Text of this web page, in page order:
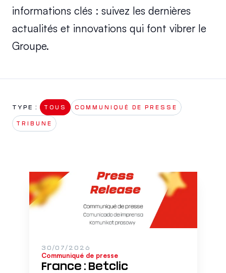
informations clés : suivez les dernières
actualités et innovations qui font vibrer le
Groupe.
TYPE : TOUS COMMUNIQUÉ DE PRESSE
TRIBUNE
France : Betclic
Communiqué de presse
30/07/2026